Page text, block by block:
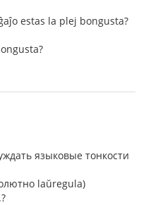
estas la plej bongusta?
языковые тонкости
laŭregula)